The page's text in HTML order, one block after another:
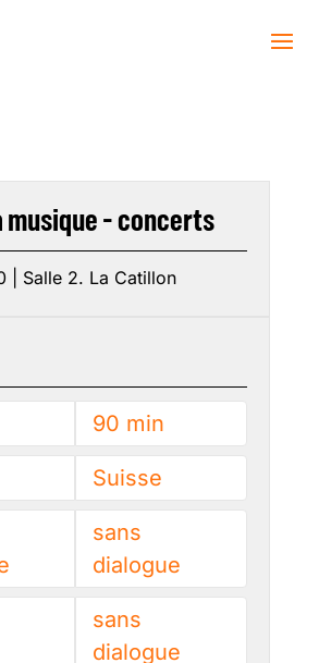
musique - concerts
| Salle 2. La Catillon
90 min
Suisse
sans
dialogue
sans
dialogue